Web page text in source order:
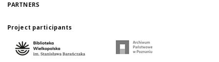
PARTNERS
Project participants